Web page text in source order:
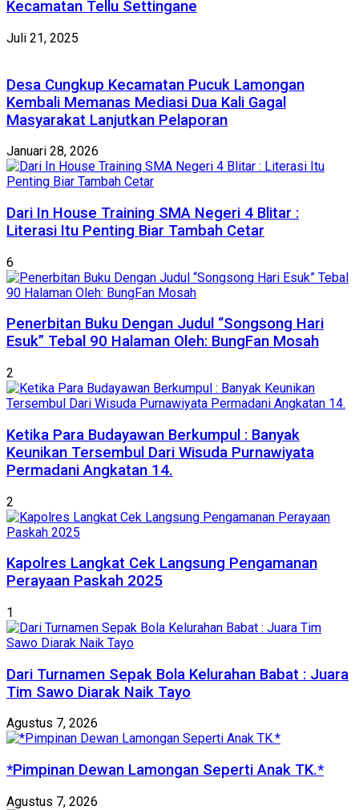
Kecamatan Tellu Settingane
Juli 21, 2025
Desa Cungkup Kecamatan Pucuk Lamongan
Kembali Memanas Mediasi Dua Kali Gagal
Masyarakat Lanjutkan Pelaporan
Januari 28, 2026
Dari In House Training SMA Negeri 4 Blitar :
Literasi Itu Penting Biar Tambah Cetar
6
Penerbitan Buku Dengan Judul “Songsong Hari
Esuk” Tebal 90 Halaman Oleh: BungFan Mosah
2
Ketika Para Budayawan Berkumpul : Banyak
Keunikan Tersembul Dari Wisuda Purnawiyata
Permadani Angkatan 14.
2
Kapolres Langkat Cek Langsung Pengamanan
Perayaan Paskah 2025
1
Dari Turnamen Sepak Bola Kelurahan Babat : Juara
Tim Sawo Diarak Naik Tayo
Agustus 7, 2026
*Pimpinan Dewan Lamongan Seperti Anak TK.*
Agustus 7, 2026